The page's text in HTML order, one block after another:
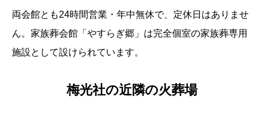
両会館とも24時間営業・年中無休で、定休日はありませ
ん。家族葬会館「やすらぎ郷」は完全個室の家族葬専用
施設として設けられています。
梅光社の近隣の火葬場